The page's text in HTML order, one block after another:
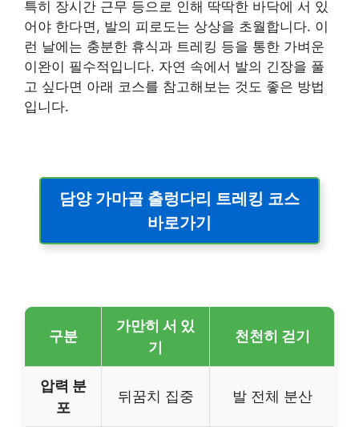
특히 장시간 근무 등으로 인해 딱딱한 바닥에 서 있
어야 한다면, 발의 피로도는 상상을 초월합니다. 이
런 날에는 충분한 휴식과 트레킹 등을 통한 가벼운
이완이 필수적입니다. 자연 속에서 발의 긴장을 풀
고 싶다면 아래 코스를 참고해보는 것도 좋은 방법
입니다.
담양 가마골 출렁다리 트레킹 코스
바로가기
구분
가만히 서 있
기
천천히 걷기
압력 분
포
뒤꿈치 집중 발 전체 분산